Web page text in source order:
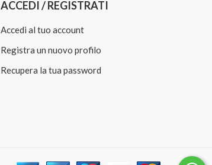
ACCEDI / REGISTRATI
Accedi al tuo account
Registra un nuovo profilo
Recupera la tua password